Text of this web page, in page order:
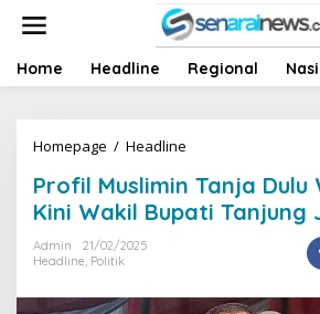
t
Home Headline Regional
Homepage / Headline
o
f
i
Profil Muslimin Tanja
Kini Wakil Bupati Tanjung
Admin
21/02/2025
Headline, Politik